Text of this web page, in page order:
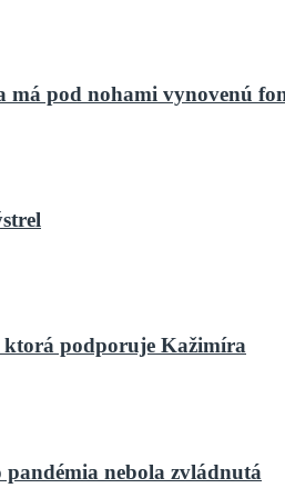
má pod nohami vynovenú
ktorá podporuje Kažimíra
nebola zvládnutá